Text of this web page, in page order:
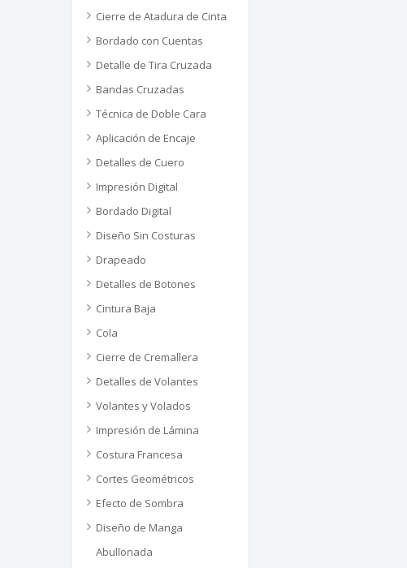
Cierre de Atadura de Cinta
Bordado con Cuentas
Detalle de Tira Cruzada
Bandas Cruzadas
Técnica de Doble Cara
Aplicación de Encaje
Detalles de Cuero
Impresión Digital
Bordado Digital
Diseño Sin Costuras
Drapeado
Detalles de Botones
Cintura Baja
Cola
Cierre de Cremallera
Detalles de Volantes
Volantes y Volados
Impresión de Lámina
Costura Francesa
Cortes Geométricos
Efecto de Sombra
Diseño de Manga
Abullonada